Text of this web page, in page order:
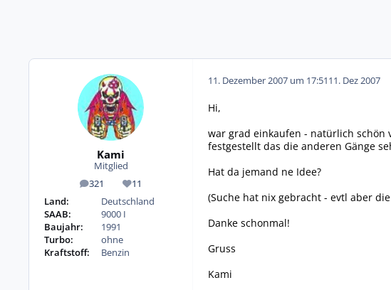
Kami
Mitglied
321
Beiträge 11
Reputation
Land:
Deutschland
SAAB:
9000 I
Baujahr:
1991
Turbo:
ohne
Kraftstoff:
Benzin
11. Dezember 2007 um 17:5111. Dez 2007
Hi,
war grad einkaufen - natürlich schön
festgestellt das die anderen Gänge
Hat da jemand ne Idee?
(Suche hat nix gebracht - evtl aber
Danke schonmal!
Gruss
Kami